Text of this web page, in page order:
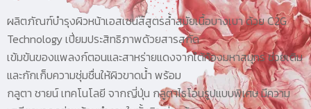
ผลิตภัณฑ์บำรุงผิวหน้าเอสเซนส์สูตรล้ำสมัยเนื้อบางเบา ด้วย C2G
Technology เปี่ยมประสิทธิภาพด้วยสารสกัด
เข้มข้นของแพลงก์ตอนและสาหร่ายแดงจากใต้ท้องมหาสมุทร ช่วยเติม
และกักเก็บความชุ่มชื่นให้ผิวขาดน้ำ พร้อม
กลูตา ชายน์ เทคโนโลยี จากญี่ปุ่น กลูตาไธโอนรูปแบบพิเศษ มีความ